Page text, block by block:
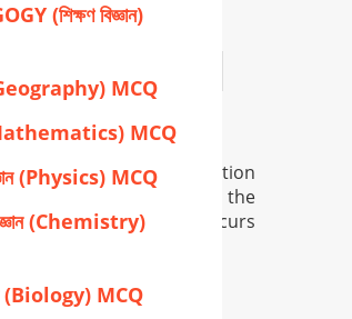
for general information
there may occur error in the
info, and if so error occurs
(শিক্ষণ বিজ্ঞান)
MCQ
MCQ
(Physics) MCQ
(Chemistry)
(Biology) MCQ